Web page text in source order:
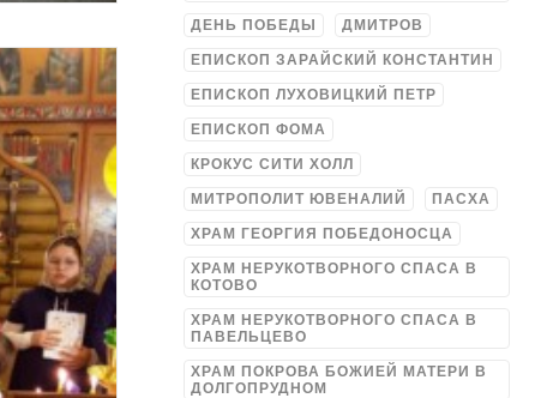
ДЕНЬ ПОБЕДЫ ДМИТРОВ
ЕПИСКОП ЗАРАЙСКИЙ КОНСТАНТИН
ЕПИСКОП ЛУХОВИЦКИЙ ПЕТР
ЕПИСКОП ФОМА
КРОКУС СИТИ ХОЛЛ
МИТРОПОЛИТ ЮВЕНАЛИЙ ПАСХА
ХРАМ ГЕОРГИЯ ПОБЕДОНОСЦА
ХРАМ НЕРУКОТВОРНОГО СПАСА В
КОТОВО
ХРАМ НЕРУКОТВОРНОГО СПАСА В
ПАВЕЛЬЦЕВО
ХРАМ ПОКРОВА БОЖИЕЙ МАТЕРИ В
ДОЛГОПРУДНОМ